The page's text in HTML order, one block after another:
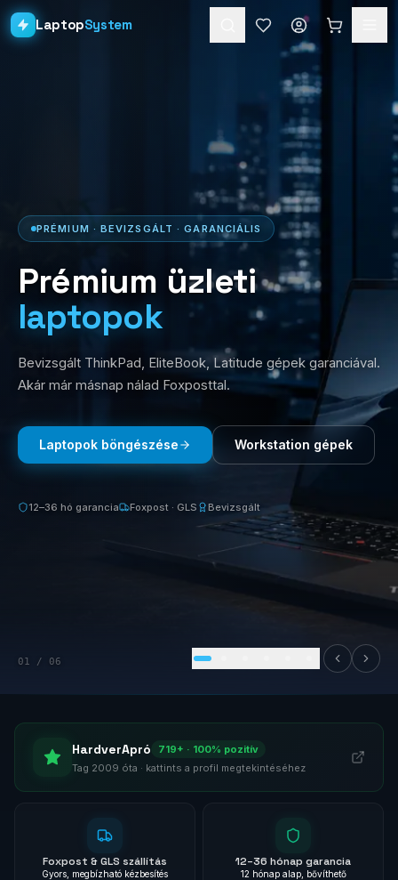
LaptopSystem
Dokkolók
Kiegészítők
Akciók
Ajándékkártya
Szolgáltatások
Vásárlás
PRÉMIUM · BEVIZSGÁLT · GARANCIÁLIS
Prémium üzleti
laptopok
Bevizsgált ThinkPad, EliteBook, Latitude gépek garanciával.
Akár már másnap nálad Foxposttal.
Laptopok böngészése Workstation gépek
12–36 hó garancia Foxpost · GLS Bevizsgált
01 / 06
HardverApró 719+ · 100% pozitív
Tag 2009 óta · kattints a profil megtekintéséhez
Foxpost & GLS szállítás
Gyors, megbízható kézbesítés
12–36 hónap garancia
12 hónap alap, bővíthető